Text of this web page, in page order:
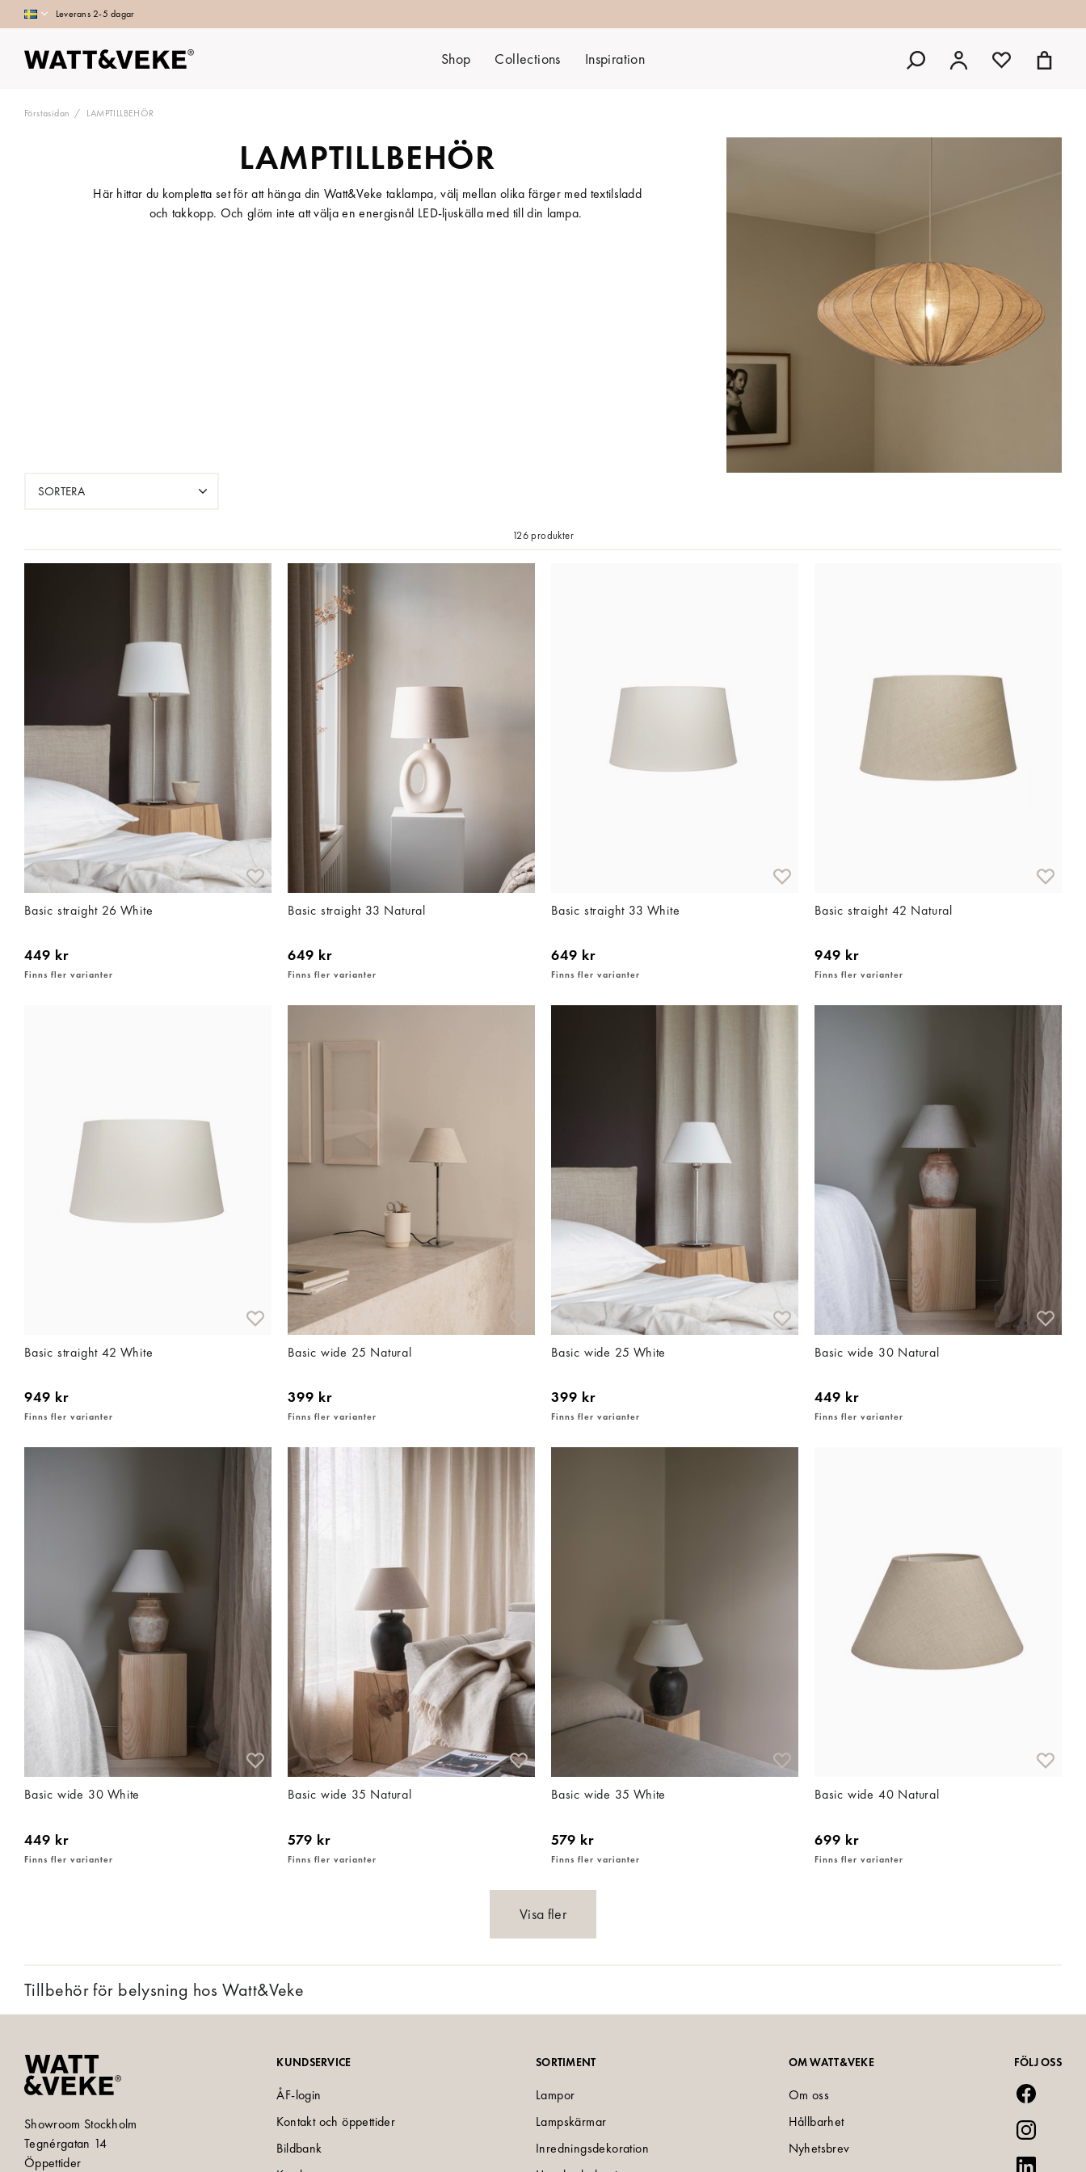
Leverans 2-5 dagar
Shop Collections Inspiration
Förstasidan LAMPTILLBEHÖR
LAMPTILLBEHÖR
Här hittar du kompletta set för att hänga din Watt&Veke taklampa, välj mellan olika färger med textilsladd
och takkopp. Och glöm inte att välja en energisnål LED-ljuskälla med till din lampa.
SORTERA
126 produkter
Basic straight 26 White
449 kr
Finns fler varianter
Basic straight 33 Natural
649 kr
Finns fler varianter
Basic straight 33 White
649 kr
Finns fler varianter
Basic straight 42 Natural
949 kr
Finns fler varianter
Basic straight 42 White
949 kr
Finns fler varianter
Basic wide 25 Natural
399 kr
Finns fler varianter
Basic wide 25 White
399 kr
Finns fler varianter
Basic wide 30 Natural
449 kr
Finns fler varianter
Basic wide 30 White
449 kr
Finns fler varianter
Basic wide 35 Natural
579 kr
Finns fler varianter
Basic wide 35 White
579 kr
Finns fler varianter
Basic wide 40 Natural
699 kr
Finns fler varianter
Visa fler
Tillbehör för belysning hos Watt&Veke
Showroom Stockholm
Tegnérgatan 14
Öppettider
KUNDSERVICE
ÅF-login
Kontakt och öppettider
Bildbank
SORTIMENT
Lampor
Lampskärmar
Inredningsdekoration
OM WATT&VEKE
Om oss
Hållbarhet
Nyhetsbrev
FÖLJ OSS